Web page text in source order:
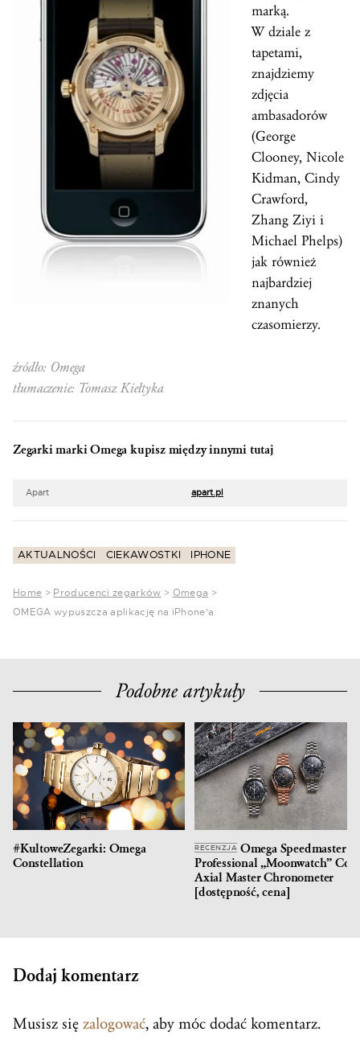
marką.
W dziale z
tapetami,
znajdziemy
zdjęcia
ambasadorów
(George
Clooney, Nicole
Kidman, Cindy
Crawford,
Zhang Ziyi i
Michael Phelps)
jak również
najbardziej
znanych
czasomierzy.
źródło: Omega
tłumaczenie: Tomasz Kiełtyka
Zegarki marki Omega kupisz między innymi tutaj
Apart apart.pl
AKTUALNOŚCI CIEKAWOSTKI IPHONE
Home > Producenci zegarków > Omega >
OMEGA wypuszcza aplikację na iPhone’a
Podobne artykuły
#KultoweZegarki: Omega
Constellation
RECENZJA Omega Speedmaster
Professional „Moonwatch” Co-
Axial Master Chronometer
[dostępność, cena]
Dodaj komentarz
Musisz się zalogować, aby móc dodać komentarz.